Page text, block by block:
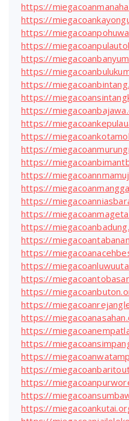
https://
https://
https://
https://
https://
https://
https://
https://
https://
https://
https://
https://
https://
https://
https://
https://
https://
https://
https://
https://
https://
https://
https://
https://
https://
https://
https://
https://
https://
https://
https://
https://